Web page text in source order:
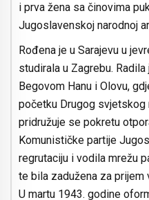
i prva žena sa činovima
Jugoslavenskoj narodnoj
Rođena je u Sarajevu u
studirala u Zagrebu.
Begovom Hanu i Olovu,
početku Drugog svjetskog
pridružuje se pokretu
Komunističke partije
regrutaciju i vodila mrežu
te bila zadužena za
U martu 1943. godine